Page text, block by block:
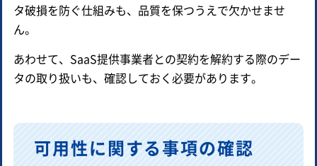
タ破損を防ぐ仕組みも、品質を保つうえで欠かせませ
ん。
あわせて、SaaS提供事業者との契約を解約する際のデー
タの取り扱いも、確認しておく必要があります。
可用性に関する事項の確認